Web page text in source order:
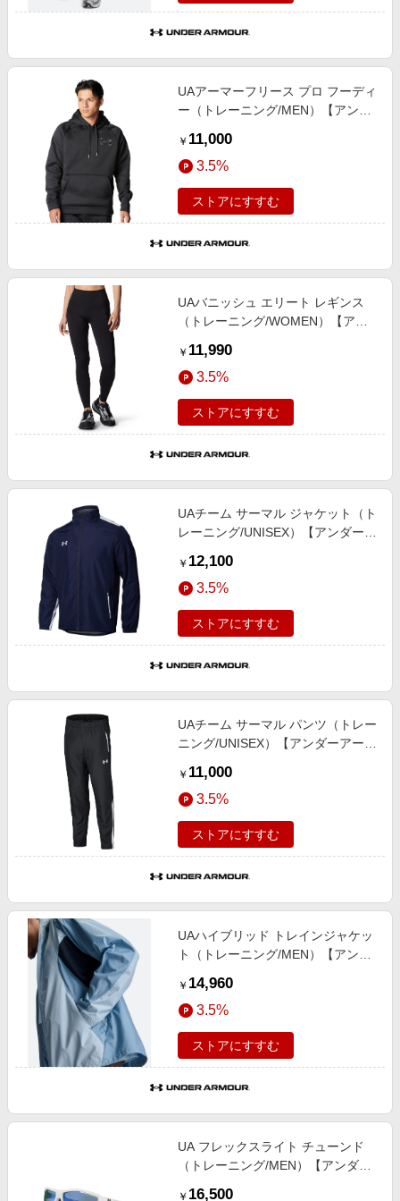
UAアーマーフリース プロ フーディ
ー（トレーニング/MEN）【アンダ
￥ 11,000
3.5%
ストアにすすむ
UAバニッシュ エリート レギンス
（トレーニング/WOMEN）【アン
￥ 11,990
3.5%
ストアにすすむ
UAチーム サーマル ジャケット（ト
レーニング/UNISEX）【アンダーア
￥ 12,100
3.5%
ストアにすすむ
UAチーム サーマル パンツ（トレー
ニング/UNISEX）【アンダーアーマ
￥ 11,000
3.5%
ストアにすすむ
UAハイブリッド トレインジャケッ
ト（トレーニング/MEN）【アンダ
￥ 14,960
3.5%
ストアにすすむ
UA フレックスライト チューンド
（トレーニング/MEN）【アンダー
￥ 16,500